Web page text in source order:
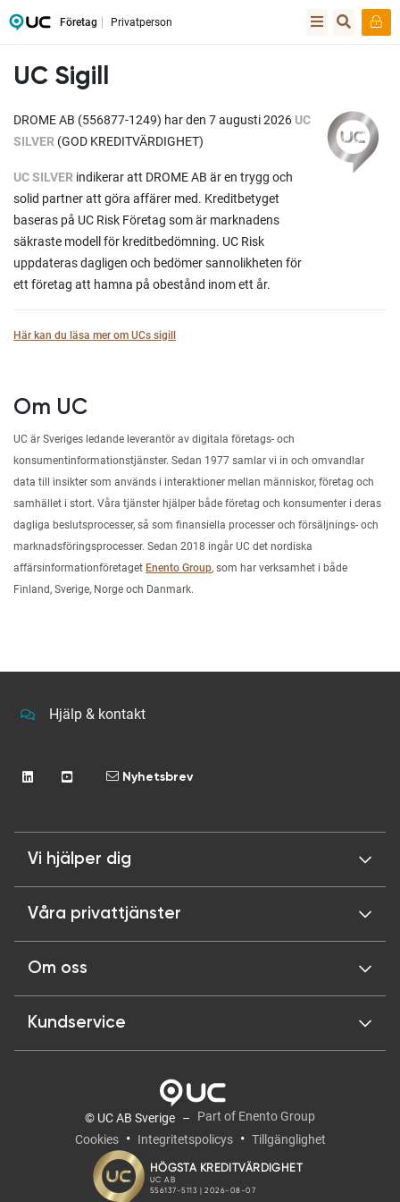
Företag Privatperson
UC Sigill
DROME AB (556877-1249) har den 7 augusti 2026 UC
SILVER (GOD KREDITVÄRDIGHET)
UC SILVER indikerar att DROME AB är en trygg och
solid partner att göra affärer med. Kreditbetyget
baseras på UC Risk Företag som är marknadens
säkraste modell för kreditbedömning. UC Risk
uppdateras dagligen och bedömer sannolikheten för
ett företag att hamna på obestånd inom ett år.
Här kan du läsa mer om UCs sigill
Om UC
UC är Sveriges ledande leverantör av digitala företags- och
konsumentinformationstjänster. Sedan 1977 samlar vi in och omvandlar
data till insikter som används i interaktioner mellan människor, företag och
samhället i stort. Våra tjänster hjälper både företag och konsumenter i deras
dagliga beslutsprocesser, så som finansiella processer och försäljnings- och
marknadsföringsprocesser. Sedan 2018 ingår UC det nordiska
affärsinformationföretaget Enento Group, som har verksamhet i både
Finland, Sverige, Norge och Danmark.
Hjälp & kontakt
Nyhetsbrev
Vi hjälper dig
Våra privattjänster
Om oss
Kundservice
© UC AB Sverige
Part of Enento Group
Cookies
Integritetspolicys Tillgänglighet